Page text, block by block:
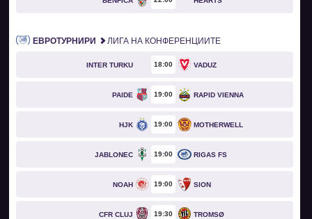
ЕВРОТУРНИРИ ЛИГА НА КОНФЕРЕНЦИИТЕ
INTER TURKU 18 00 VADUZ
PAIDE 19 00 RAPID VIENNA
HJK 19 00 MOTHERWELL
JABLONEC 19 00 RIGAS FS
NOAH 19 00 SION
CFR CLUJ 19 30 TROMSØ